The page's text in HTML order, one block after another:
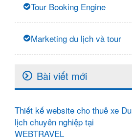
Tour Booking Engine
Marketing du lịch và tour
Bài viết mới
Thiết kế website cho thuê xe Du
lịch chuyên nghiệp tại
WEBTRAVEL